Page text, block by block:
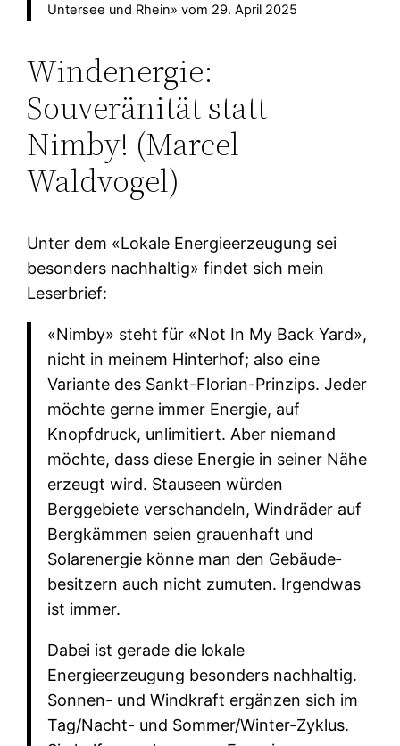
Untersee und Rhein» vom 29. April 2025
Windenergie:
Souveränität statt
Nimby! (Marcel
Waldvogel)
Unter dem «Lokale Energieerzeugung sei
besonders nachhaltig» findet sich mein
Leserbrief:
«Nimby» steht für «Not In My Back Yard»,
nicht in meinem Hinterhof; also eine
Variante des Sankt-Florian-Prinzips. Jeder
möchte gerne immer Energie, auf
Knopfdruck, unlimitiert. Aber niemand
möchte, dass diese Energie in seiner Nähe
erzeugt wird. Stauseen würden
Berggebiete verschandeln, Windräder auf
Bergkämmen seien grauenhaft und
Solarenergie könne man den Gebäude­
besitzern auch nicht zumuten. Irgendwas
ist immer.
Dabei ist gerade die lokale
Energieerzeugung besonders nachhaltig.
Sonnen- und Windkraft ergänzen sich im
Tag/Nacht- und Sommer/Winter-Zyklus.